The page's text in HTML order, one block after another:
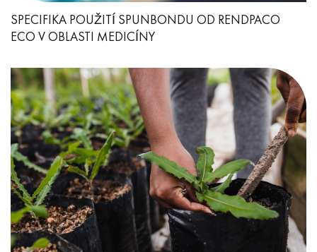
SPECIFIKA POUŽITÍ SPUNBONDU OD RENDPACO
ECO V OBLASTI MEDICÍNY